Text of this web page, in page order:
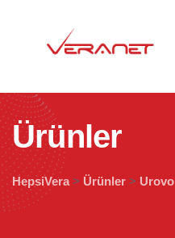
Ürünler
HepsiVera > Ürünler > Urovo